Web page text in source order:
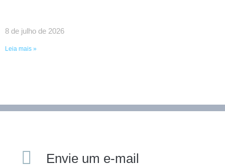
8 de julho de 2026
Leia mais »
Envie um e-mail